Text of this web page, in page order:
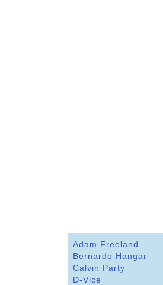
Adam Freeland
Bernardo Hangar
Calvin Party
D-Vice